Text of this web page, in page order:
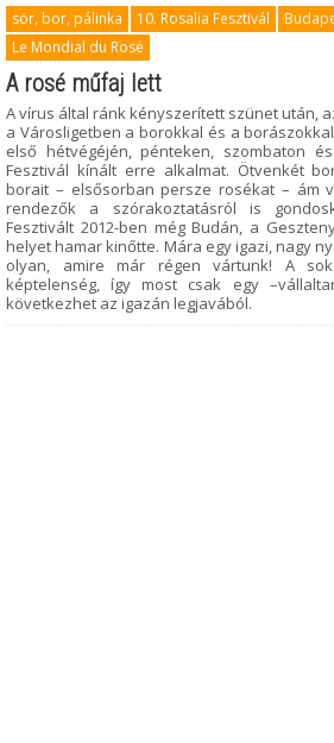
sör, bor, pálinka 10. Rosalia Fesztivál
Le Mondial du Rosé
A rosé műfaj lett
A vírus által ránk kényszerített szünet után,
a Városligetben a borokkal és a
első hétvégéjén, pénteken, szombaton
Fesztivál kínált erre alkalmat. Ötvenkét
borait – elsősorban persze rosékat – ám
rendezők a szórakoztatásról is
Fesztivált 2012-ben még Budán, a
helyet hamar kinőtte. Mára egy igazi, nagy
olyan, amire már régen vártunk! A
képtelenség, így most csak egy
következhet az igazán legjavából.